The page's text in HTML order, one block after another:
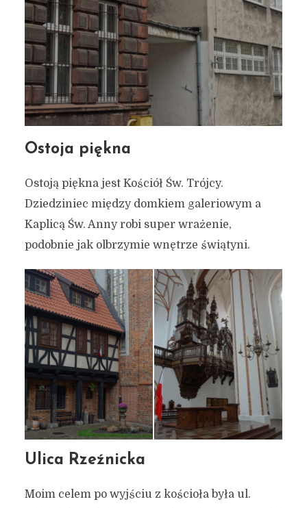
Ostoja piękna
Ostoją piękna jest Kościół Św. Trójcy.
Dziedziniec między domkiem galeriowym a
Kaplicą Św. Anny robi super wrażenie,
podobnie jak olbrzymie wnętrze świątyni.
Ulica Rzeźnicka
Moim celem po wyjściu z kościoła była ul.